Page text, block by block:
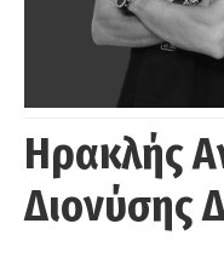
Ηρακλής
Διονύσης